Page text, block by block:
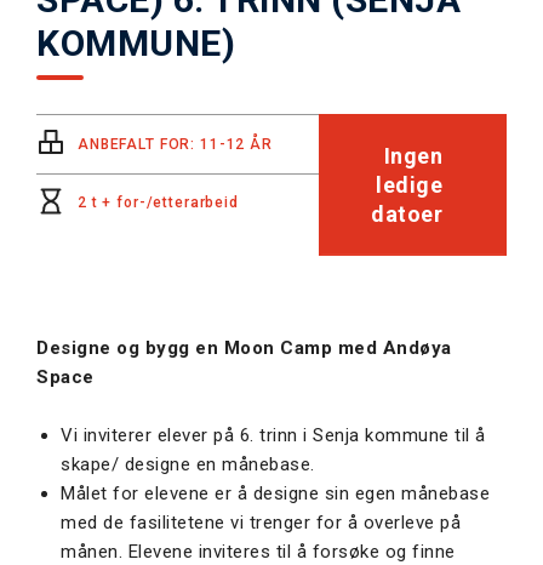
KOMMUNE)
ANBEFALT FOR: 11-12 ÅR
2 t + for-/etterarbeid
Ingen
ledige
datoer
Designe og bygg en Moon Camp med Andøya
Space
Vi inviterer elever på 6. trinn i Senja kommune til å
skape/ designe en månebase.
Målet for elevene er å designe sin egen månebase
med de fasilitetene vi trenger for å overleve på
månen. Elevene inviteres til å forsøke og finne